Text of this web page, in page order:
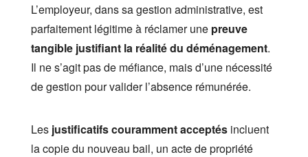
L’employeur, dans sa gestion administrative, est
parfaitement légitime à réclamer une preuve
tangible justifiant la réalité du déménagement.
Il ne s’agit pas de méfiance, mais d’une nécessité
de gestion pour valider l’absence rémunérée.
Les justificatifs couramment acceptésincluent
la copie du nouveau bail, un acte de propriété